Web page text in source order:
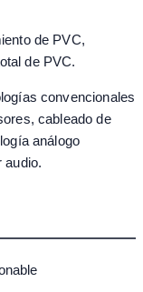
de PVC,
de PVC.
convencionales
cableado de
análogo
audio.